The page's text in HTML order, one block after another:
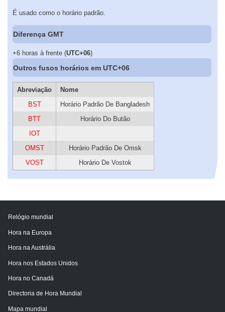
É usado como o horário padrão.
Diferença GMT
+6 horas à frente (UTC+06)
Outros fusos horários em UTC+06
Abreviação
Nome
BST
Horário Padrão De Bangladesh
BTT
Horário Do Butão
IOT
OMST
Horário Padrão De Omsk
VOST
Horário De Vostok
Relógio mundial
Hora na Europa
Hora na Austrália
Hora nos Estados Unidos
Hora no Canadá
Directoria de Hora Mundial
Mapa mundial